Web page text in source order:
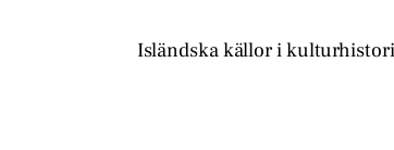
Isländska källor i